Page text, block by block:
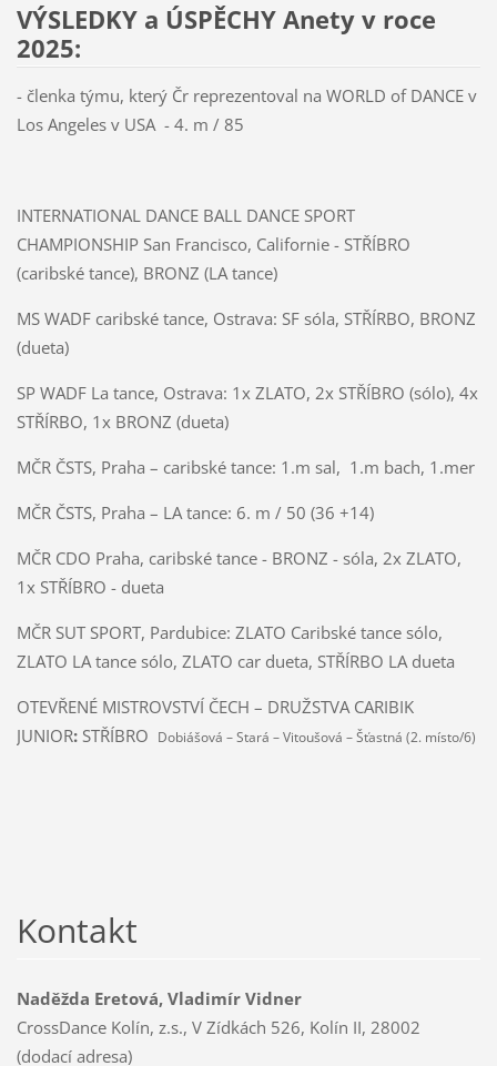
VÝSLEDKY a ÚSPĚCHY Anety v roce
2025:
- členka týmu, který Čr reprezentoval na WORLD of DANCE v
Los Angeles v USA - 4. m / 85
INTERNATIONAL DANCE BALL DANCE SPORT
CHAMPIONSHIP San Francisco, Californie - STŘÍBRO
(caribské tance), BRONZ (LA tance)
MS WADF caribské tance, Ostrava: SF sóla, STŘÍRBO, BRONZ
(dueta)
SP WADF La tance, Ostrava: 1x ZLATO, 2x STŘÍBRO (sólo), 4x
STŘÍRBO, 1x BRONZ (dueta)
MČR ČSTS, Praha – caribské tance: 1.m sal, 1.m bach, 1.mer
MČR ČSTS, Praha – LA tance: 6. m / 50 (36 +14)
MČR CDO Praha, caribské tance - BRONZ - sóla, 2x ZLATO,
1x STŘÍBRO - dueta
MČR SUT SPORT, Pardubice: ZLATO Caribské tance sólo,
ZLATO LA tance sólo, ZLATO car dueta, STŘÍRBO LA dueta
OTEVŘENÉ MISTROVSTVÍ ČECH – DRUŽSTVA CARIBIK
JUNIOR: STŘÍBRO Dobiášová – Stará – Vitoušová – Šťastná (2. místo/6)
Kontakt
Naděžda Eretová, Vladimír Vidner
CrossDance Kolín, z.s., V Zídkách 526, Kolín II, 28002
(dodací adresa)